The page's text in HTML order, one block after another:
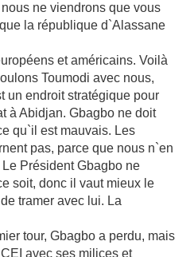
ne viendrons que vous
la république d`Alassane
et américains. Voilà
Toumodi avec nous,
un endroit stratégique pour
à Abidjan. Gbagbo ne doit
qu`il est mauvais. Les
pas, parce que nous n`en
Président Gbagbo ne
soit, donc il vaut mieux le
tramer avec lui. La
tour, Gbagbo a perdu, mais
avec ses milices et